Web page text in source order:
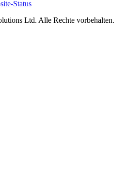
Ltd. Alle Rechte vorbehalten.